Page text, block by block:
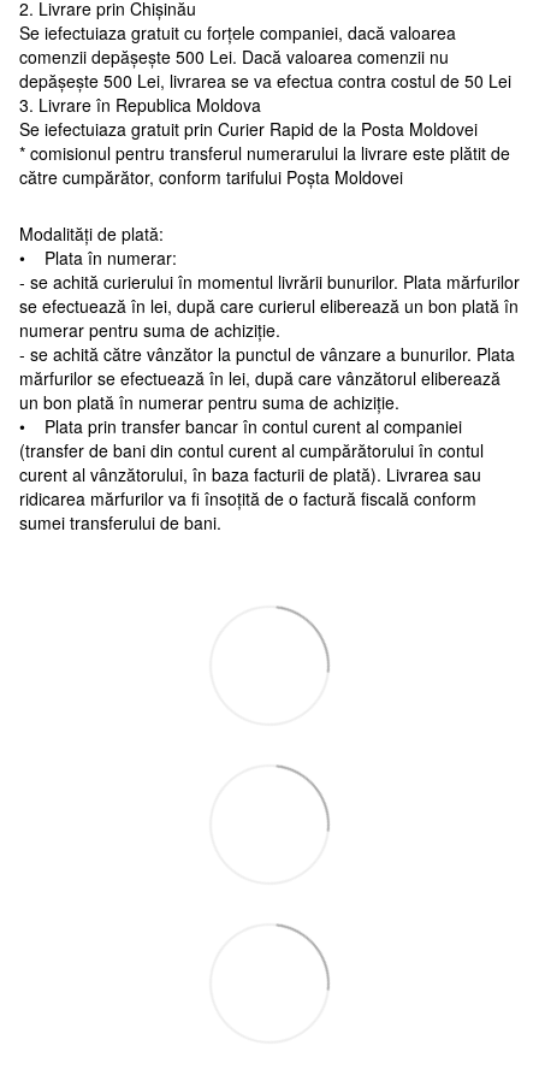
2. Livrare prin Chișinău
Se iefectuiaza gratuit cu forțele companiei, dacă valoarea
comenzii depășește 500 Lei. Dacă valoarea comenzii nu
depășește 500 Lei, livrarea se va efectua contra costul de 50 Lei
3. Livrare în Republica Moldova
Se iefectuiaza gratuit prin Curier Rapid de la Posta Moldovei
* comisionul pentru transferul numerarului la livrare este plătit de
către cumpărător, conform tarifului Poșta Moldovei
Modalități de plată:
• Plata în numerar:
- se achită curierului în momentul livrării bunurilor. Plata mărfurilor
se efectuează în lei, după care curierul eliberează un bon plată în
numerar pentru suma de achiziție.
- se achită către vânzător la punctul de vânzare a bunurilor. Plata
mărfurilor se efectuează în lei, după care vânzătorul eliberează
un bon plată în numerar pentru suma de achiziție.
• Plata prin transfer bancar în contul curent al companiei
(transfer de bani din contul curent al cumpărătorului în contul
curent al vânzătorului, în baza facturii de plată). Livrarea sau
ridicarea mărfurilor va fi însoțită de o factură fiscală conform
sumei transferului de bani.